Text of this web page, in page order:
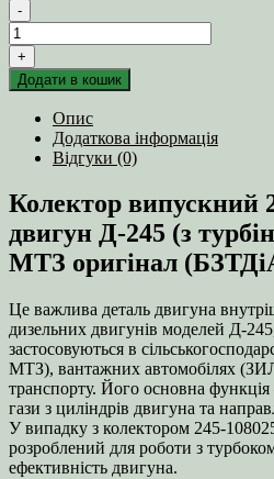
-
Колектор
випускний
245-
1008025
двигун
турбіною)
МТЗ
оригінал
(БЗТДіА)
кількість
+
Додати в кошик
Опис
Додаткова інформація
Відгуки (0)
Колектор випускний
двигун Д-245 (з
МТЗ оригінал
Це важлива деталь двигуна
дизельних двигунів моделей Д-
застосовуються в
МТЗ), вантажних автомобілях
транспорту. Його основна функція
гази з циліндрів двигуна та
У випадку з колектором 245-
розроблений для роботи з
ефективність двигуна.